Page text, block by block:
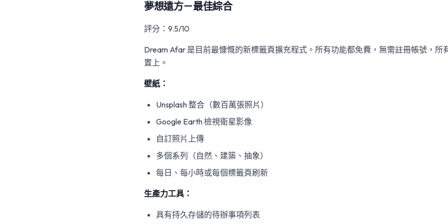
夢想遠方－最佳綜合
評分：9.5/10
Dream Afar 是目前最慷慨的新標籤頁擴充程式。所有功能都免費，無需註冊帳號，所
置上。
壁紙：
Unsplash 整合（數百萬張照片）
Google Earth 檢視衛星影像
自訂照片上傳
多個系列（自然、建築、抽象）
每日、每小時或每個標籤頁刷新
生產力工具：
具有持久存儲的待辦事項列表